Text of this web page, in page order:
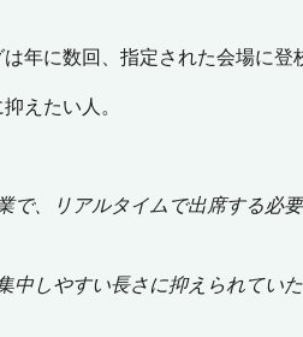
年に数回、指定された会場に登
えたい人。
、リアルタイムで出席する
中しやすい長さに抑えられて